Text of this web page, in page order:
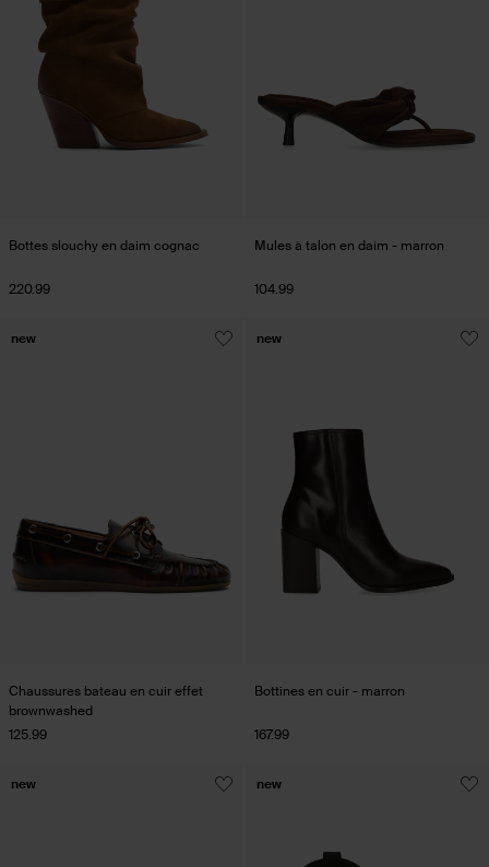
Bottes slouchy en daim cognac
220.99
Mules à talon en daim - marron
104.99
Chaussures bateau en cuir effet
brownwashed
125.99
new
Bottines en cuir - marron
167.99
new
new new